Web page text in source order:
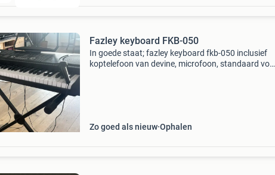
Fazley keyboard FKB-050
In goede staat; fazley keyboard fkb-050 inclusief
koptelefoon van devine, microfoon, standaard voor
Zo goed als nieuw Ophalen